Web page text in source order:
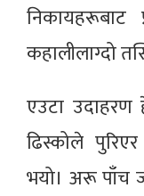
कहालीलाग्दो
एउटा उदाहरण
ढिस्कोले
भयो। अरू पाँच